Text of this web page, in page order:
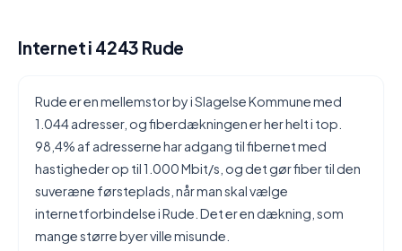
Internet i 4243 Rude
Rude er en mellemstor by i Slagelse Kommune med
1.044 adresser, og fiberdækningen er her helt i top.
98,4% af adresserne har adgang til fibernet med
hastigheder op til 1.000 Mbit/s, og det gør fiber til den
suveræne førsteplads, når man skal vælge
internetforbindelse i Rude. Det er en dækning, som
mange større byer ville misunde.